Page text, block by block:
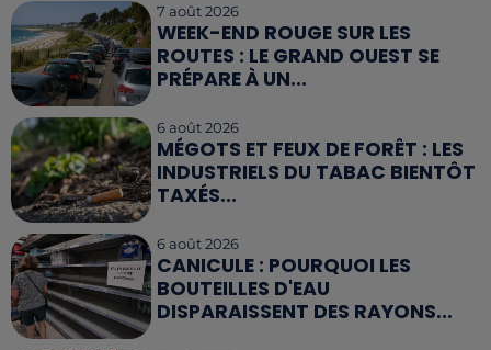
7 août 2026
WEEK-END ROUGE SUR LES
ROUTES : LE GRAND OUEST SE
PRÉPARE À UN...
6 août 2026
MÉGOTS ET FEUX DE FORÊT : LES
INDUSTRIELS DU TABAC BIENTÔT
TAXÉS...
6 août 2026
CANICULE : POURQUOI LES
BOUTEILLES D'EAU
DISPARAISSENT DES RAYONS...